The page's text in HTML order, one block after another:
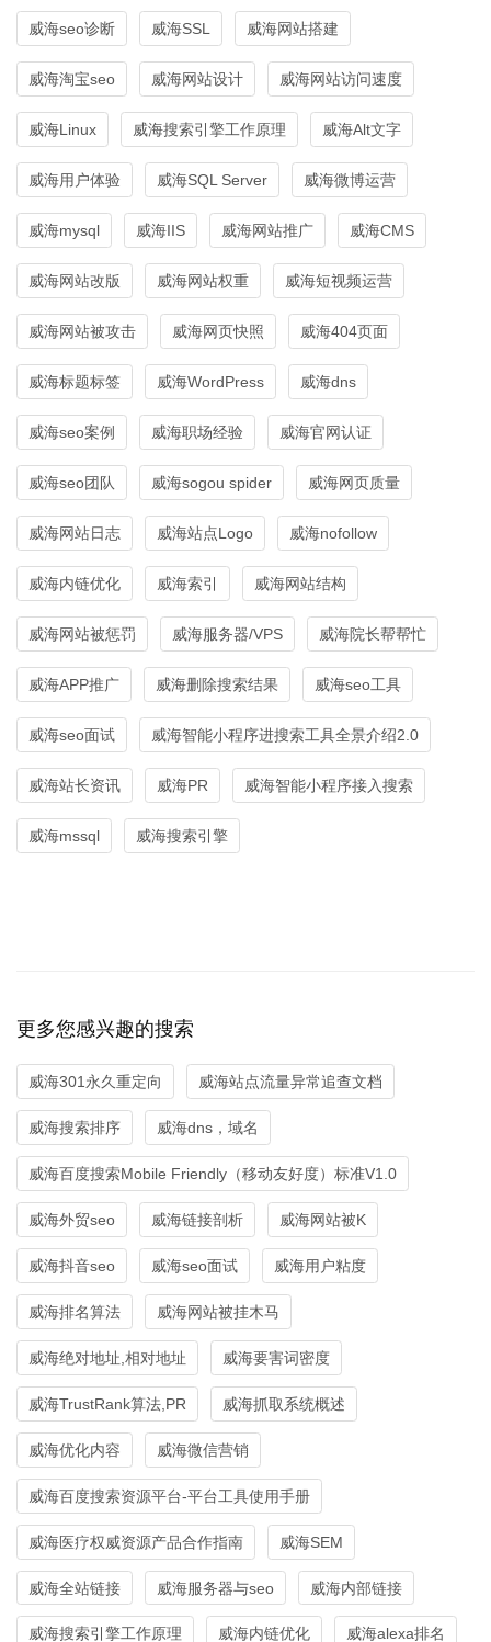
威海seo诊断 威海SSL 威海网站搭建
威海淘宝seo 威海网站设计 威海网站访问速度
威海Linux 威海搜索引擎工作原理 威海Alt文字
威海用户体验 威海SQL Server 威海微博运营
威海mysql 威海IIS 威海网站推广 威海CMS
威海网站改版 威海网站权重 威海短视频运营
威海网站被攻击 威海网页快照 威海404页面
威海标题标签 威海WordPress 威海dns
威海seo案例 威海职场经验 威海官网认证
威海seo团队 威海sogou spider 威海网页质量
威海网站日志 威海站点Logo 威海nofollow
威海内链优化 威海索引 威海网站结构
威海网站被惩罚 威海服务器/VPS 威海院长帮帮忙
威海APP推广 威海删除搜索结果 威海seo工具
威海seo面试 威海智能小程序进搜索工具全景介绍2.0
威海站长资讯 威海PR 威海智能小程序接入搜索
威海mssql 威海搜索引擎
更多您感兴趣的搜索
威海301永久重定向 威海站点流量异常追查文档
威海搜索排序 威海dns，域名
威海百度搜索Mobile Friendly（移动友好度）标准V1.0
威海外贸seo 威海链接剖析 威海网站被K
威海抖音seo 威海seo面试 威海用户粘度
威海排名算法 威海网站被挂木马
威海绝对地址,相对地址 威海要害词密度
威海TrustRank算法,PR 威海抓取系统概述
威海优化内容 威海微信营销
威海百度搜索资源平台-平台工具使用手册
威海医疗权威资源产品合作指南 威海SEM
威海全站链接 威海服务器与seo 威海内部链接
威海搜索引擎工作原理 威海内链优化 威海alexa排名